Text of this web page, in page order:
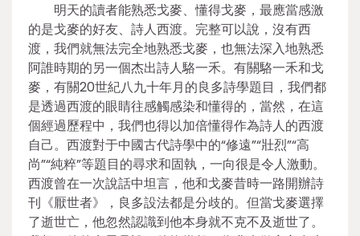
明天的讀者能熟悉戈麥、懂得戈麥，最應當感激
的是戈麥的好友、詩人西渡。完整可以說，沒有西
渡，我們就無法完全地熟悉戈麥，也無法深入地熟悉
阿誰時期的另一個杰出詩人駱一禾。有關駱一禾和戈
麥，有關20世紀八九十年月的良多詩學題目，我們都
是透過西渡的眼睛往感觸感染和懂得的，當然，在這
個經過歷程中，我們也得以加倍懂得作為詩人的西渡
自己。西渡對于中國古代詩學中的“修遠”“壯烈”“高
尚”“純粹”等題目的尋求和固執，一向很是令人激動。
西渡曾在一次說話中坦言，他和戈麥昔時一路開辦詩
刊《厭世者》，良多設法都是分歧的。但當戈麥選擇
了逝世亡，他忽然認識到他本身就不克不及逝世了。